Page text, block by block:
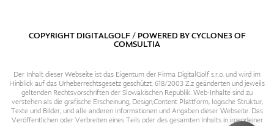
COPYRIGHT DIGITALGOLF / POWERED BYCYCLONE3OF
COMSULTIA
Der Inhalt dieser Webseite ist das Eigentum der Firma DigitalGolf s.r.o. und wird im
Hinblick auf das Urheberrechtsgesetz geschützt. 618/2003 Z.z geänderten und jeweils
geltenden Rechtsvorschriften der Slowakischen Republik. Web-Inhalte sind zu
verstehen als die grafische Erscheinung, Design,Content Plattform, logische Struktur,
Texte und Bilder, und alle anderen Informationen und Angaben dieser Webseite. Das
Veröffentlichen oder Verbreiten eines Teils oder des gesamten Inhalts in irgendeiner